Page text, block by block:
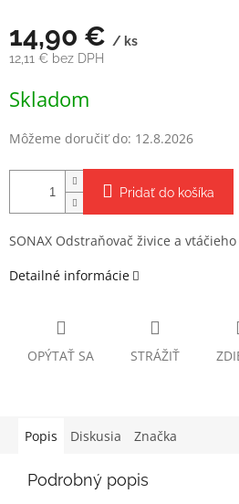
14,90 € / ks
12,11 € bez DPH
cena:
Skladom
Môžeme doručiť do: 12.8.2026
Pridať do košíka
SONAX Odstraňovač živice a
Detailné informácie
OPÝTAŤ SA STRÁŽIŤ
Popis Diskusia Značka
Podrobný popis